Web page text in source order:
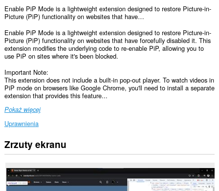
Enable PiP Mode is a lightweight extension designed to restore Picture-in-
Picture (PiP) functionality on websites that have…
Enable PiP Mode is a lightweight extension designed to restore Picture-in-
Picture (PiP) functionality on websites that have forcefully disabled it. This
extension modifies the underlying code to re-enable PiP, allowing you to
use PiP on sites where it's been blocked.
Important Note:
This extension does not include a built-in pop-out player. To watch videos in
PiP mode on browsers like Google Chrome, you'll need to install a separate
extension that provides this feature...
Pokaż więcej
Uprawnienia
To
rozszerzenie
uzyskać
dostęp
do
Zrzuty ekranu